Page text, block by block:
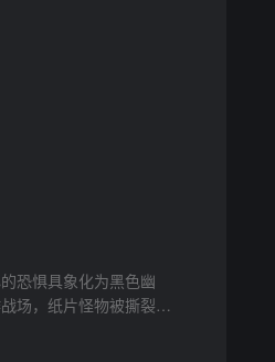
恐惧具象化为黑色幽
场，纸片怪物被撕裂的